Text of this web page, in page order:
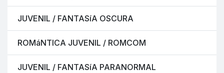
JUVENIL / FANTASíA OSCURA
ROMáNTICA JUVENIL / ROMCOM
JUVENIL / FANTASíA PARANORMAL